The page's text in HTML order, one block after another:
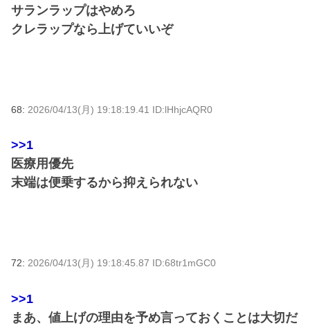
サランラップはやめろ
クレラップなら上げていいぞ
68: 2026/04/13(月) 19:18:19.41 ID:lHhjcAQR0
>>1
医療用優先
末端は便乗するから抑えられない
72: 2026/04/13(月) 19:18:45.87 ID:68tr1mGC0
>>1
まあ、値上げの理由を予め言っておくことは大切だ